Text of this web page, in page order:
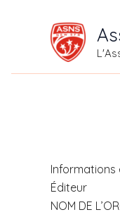
Informations
Éditeur
NOM DE